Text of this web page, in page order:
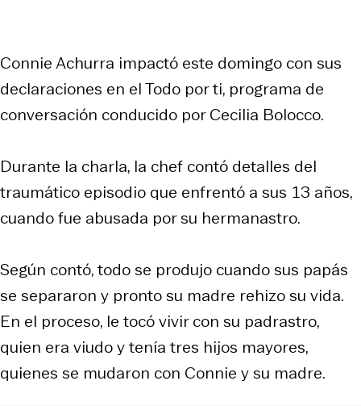
Connie Achurra impactó este domingo con sus
declaraciones en el Todo por ti, programa de
conversación conducido por Cecilia Bolocco.
Durante la charla, la chef contó detalles del
traumático episodio que enfrentó a sus 13 años,
cuando fue abusada por su hermanastro.
Según contó, todo se produjo cuando sus papás
se separaron y pronto su madre rehizo su vida.
En el proceso, le tocó vivir con su padrastro,
quien era viudo y tenía tres hijos mayores,
quienes se mudaron con Connie y su madre.